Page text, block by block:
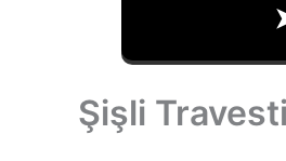
Şişli Travesti